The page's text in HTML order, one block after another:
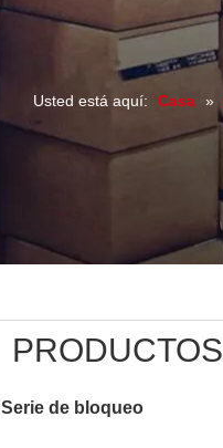
Usted está aquí: Casa »
PRODUCTOS
Serie de bloqueo